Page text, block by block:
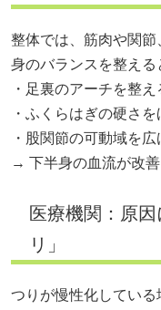
整体では、筋肉や関
身のバランスを整える
・足裏のアーチを整え
・ふくらはぎの硬さを
・股関節の可動域を広
→ 下半身の血流が改善
医療機関：原
リ」
つりが慢性化している